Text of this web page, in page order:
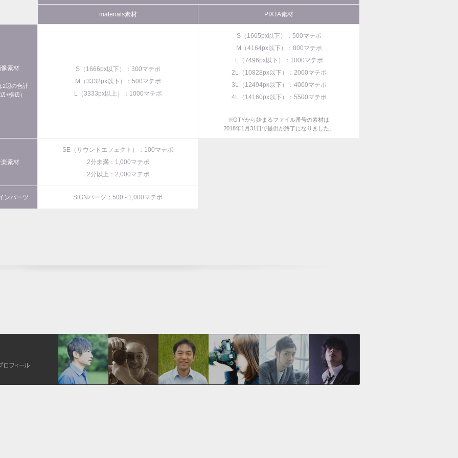
materials素材 PIXTA素材
像素材
2辺の合計
辺+横辺）
S（1666px以下）：300マテポ
M（3332px以下）：500マテポ
L（3333px以上）：1000マテポ
S（1665px以下）：500マテポ
M（4164px以下）：800マテポ
L（7496px以下）：1000マテポ
2L（10828px以下）：2000マテポ
3L（12494px以下）：4000マテポ
4L（14160px以下）：5500マテポ
※GTYから始まるファイル番号の素材は
2018年1月31日で提供が終了になりました。
素材
SE（サウンドエフェクト）：100マテポ
2分未満：1,000マテポ
2分以上：2,000マテポ
ンパーツ SiGNパーツ：500 - 1,000マテポ